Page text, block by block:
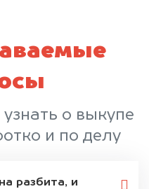
о выкупе
и по делу
разбита, и